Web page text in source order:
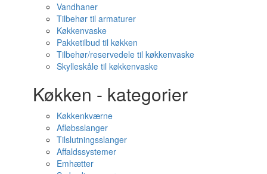
Vandhaner
Tilbehør til armaturer
Køkkenvaske
Pakketilbud til køkken
Tilbehør/reservedele til køkkenvaske
Skylleskåle til køkkenvaske
Køkken - kategorier
Køkkenkværne
Afløbsslanger
Tilslutningsslanger
Affaldssystemer
Emhætter